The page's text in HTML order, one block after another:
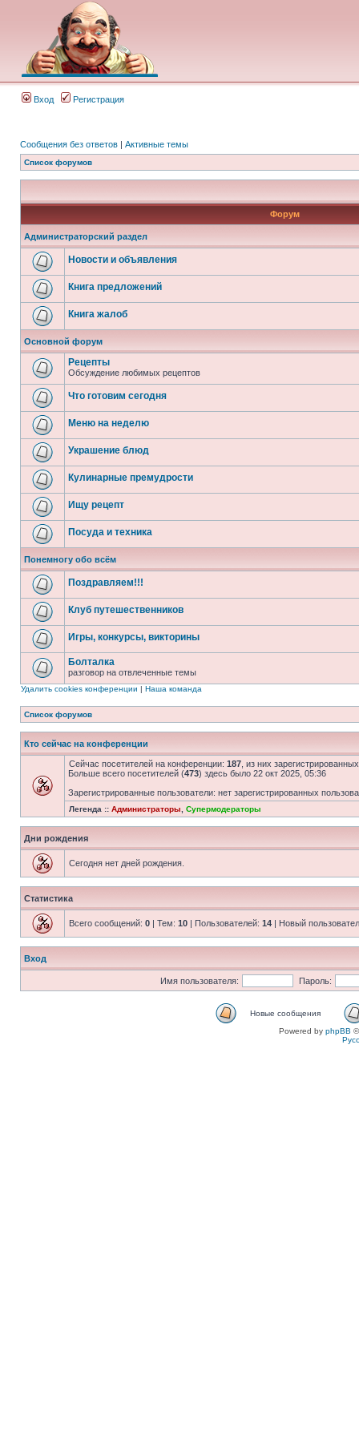
Вход Регистрация
Сообщения без ответов | Активные темы
Список форумов
Форум
Администраторский раздел
Новости и объявления
Книга предложений
Книга жалоб
Основной форум
Рецепты
Обсуждение любимых рецептов
Что готовим сегодня
Меню на неделю
Украшение блюд
Кулинарные премудрости
Ищу рецепт
Посуда и техника
Понемногу обо всём
Поздравляем!!!
Клуб путешественников
Игры, конкурсы, викторины
Болталка
разговор на отвлеченные темы
Удалить cookies конференции | Наша команда
Список форумов
Кто сейчас на конференции
Сейчас посетителей на конференции: 187 , из них
Больше всего посетителей (473) здесь было 22 окт 2025, 05:36
Зарегистрированные пользователи: нет зарегистрированных
Легенда :: Администраторы Супермодераторы
Дни рождения
Сегодня нет дней рождения.
Статистика
Всего сообщений: 0 | Тем: 10 | Пользователей: 14 | Новый
Вход
Имя пользователя: Пароль:
Новые сообщения
Powered by phpBB